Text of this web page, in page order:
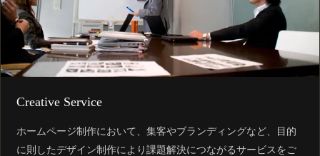
Creative Service
ホームページ制作において、集客やブランディングなど、目的
に則したデザイン制作により課題解決につながるサービスをご